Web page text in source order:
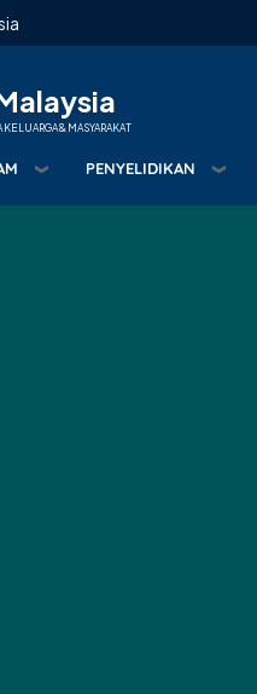
& MASYARAKAT
PENYELIDIKAN